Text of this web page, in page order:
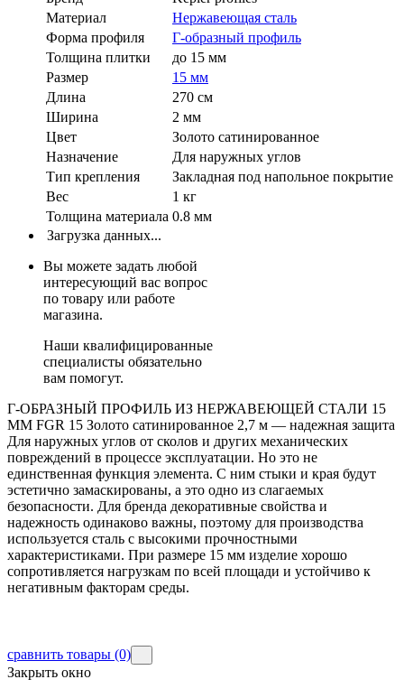
Материал
Нержавеющая сталь
Форма профиля
Г-образный профиль
Толщина плитки
до 15 мм
Размер
15 мм
Длина
270 см
Ширина
2 мм
Цвет
Золото сатинированное
Назначение
Для наружных углов
Тип крепления
Закладная под напольное покрытие
Вес
1 кг
Толщина материала 0.8 мм
Загрузка данных...
Вы можете задать любой
интересующий вас вопрос
по товару или работе
магазина.
Наши квалифицированные
специалисты обязательно
вам помогут.
Г-ОБРАЗНЫЙ ПРОФИЛЬ ИЗ НЕРЖАВЕЮЩЕЙ СТАЛИ 15
ММ FGR 15 Золото сатинированное 2,7 м — надежная защита
Для наружных углов от сколов и других механических
повреждений в процессе эксплуатации. Но это не
единственная функция элемента. С ним стыки и края будут
эстетично замаскированы, а это одно из слагаемых
безопасности. Для бренда декоративные свойства и
надежность одинаково важны, поэтому для производства
используется сталь с высокими прочностными
характеристиками. При размере 15 мм изделие хорошо
сопротивляется нагрузкам по всей площади и устойчиво к
негативным факторам среды.
сравнить товары (0)
Закрыть окно